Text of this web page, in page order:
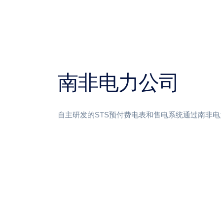
南非电力公司
自主研发的STS预付费电表和售电系统通过南非电